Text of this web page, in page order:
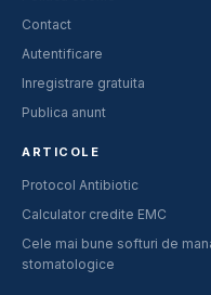
Contact
Autentificare
Inregistrare gratuita
Publica anunt
ARTICOLE
Protocol Antibiotic
Calculator credite EMC
Cele mai bune softuri de
stomatologice